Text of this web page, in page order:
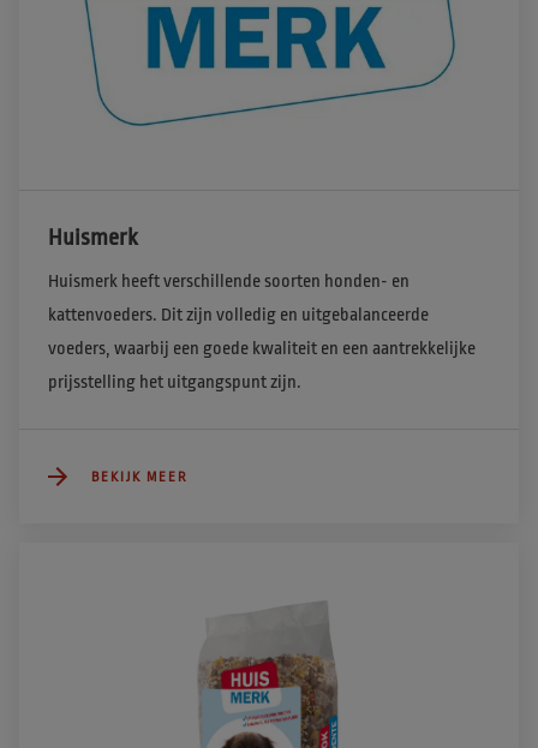
Huismerk
Huismerk heeft verschillende soorten honden- en
kattenvoeders. Dit zijn volledig en uitgebalanceerde
voeders, waarbij een goede kwaliteit en een aantrekkelijke
prijsstelling het uitgangspunt zijn.
BEKIJK MEER